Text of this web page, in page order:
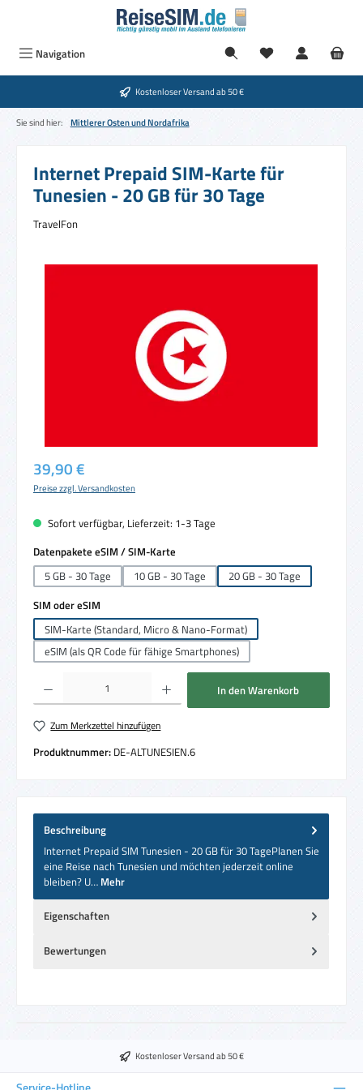
Zum Hauptinhalt springen
Navigation Du hast 0
Kostenloser Versand ab 50 €
Sie sind hier: Mittlerer Osten und Nordafrika
Internet Prepaid SIM-Karte für
Tunesien - 20 GB für 30 Tage
TravelFon
Regulärer Preis:
39,90 €
Preise zzgl. Versandkosten
Sofort verfügbar, Lieferzeit: 1-3 Tage
Datenpakete eSIM / SIM-Karte
5 GB - 30 Tage
10 GB - 30 Tage
20 GB - 30 Tage
SIM oder eSIM
SIM-Karte (Standard, Micro & Nano-Format)
eSIM (als QR Code für fähige Smartphones)
Produkt Anzahl: Gib den gewünschten Wert ein oder benutze die Schaltflächen um
In den Warenkorb
Zum Merkzettel hinzufügen
Produktnummer: DE-ALTUNESIEN.6
Beschreibung
Internet Prepaid SIM Tunesien - 20 GB für 30 TagePlanen Sie
eine Reise nach Tunesien und möchten jederzeit online
bleiben? U… Mehr
Eigenschaften
Bewertungen
Kostenloser Versand ab 50 €